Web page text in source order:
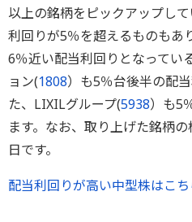
以上の銘柄をピックアップし
利回りが5％を超えるものもあ
6％近い配当利回りとなってい
ョン(1808）も5％台後半の配
た、LIXILグループ(5938）も5
ます。なお、取り上げた銘柄
日です。
配当利回りが高い中型株はこち